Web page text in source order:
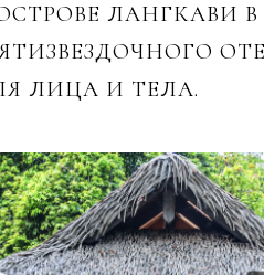
ЛАНГКАВИ
ЛИЦА И ТЕЛА.